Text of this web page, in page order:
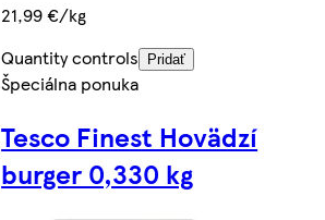
21,99 €/kg
Quantity controls
Pridať
Špeciálna ponuka
Tesco Finest Hovädzí
burger 0,330 kg